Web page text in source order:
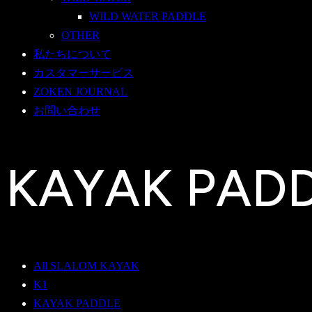
WILD WATER PADDLE
OTHER
私たちについて
カスタマーサービス
ZOKEN JOURNAL
お問い合わせ
KAYAK
All SLALOM KAYAK
K1
KAYAK PADDLE